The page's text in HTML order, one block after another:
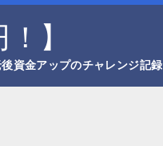
】
資金アップのチャレンジ記録